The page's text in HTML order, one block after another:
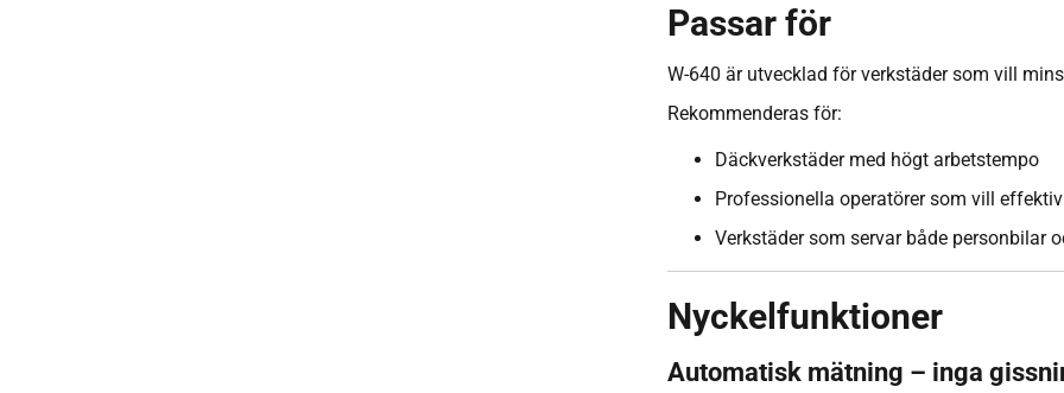
Passar för
W-640 är utvecklad för verkstäder som vill
Rekommenderas för:
Däckverkstäder med högt arbetstempo
Professionella operatörer som vill
Verkstäder som servar både personbilar
Nyckelfunktioner
Automatisk mätning – inga